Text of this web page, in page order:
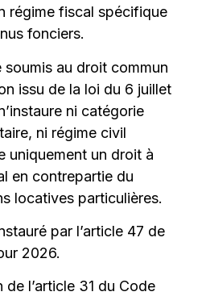
régime fiscal spécifique
fonciers.
soumis au droit commun
issu de la loi du 6 juillet
ni catégorie
ni régime civil
uniquement un droit à
en contrepartie du
locatives particulières.
par l’article 47 de
2026.
l’article 31 du Code